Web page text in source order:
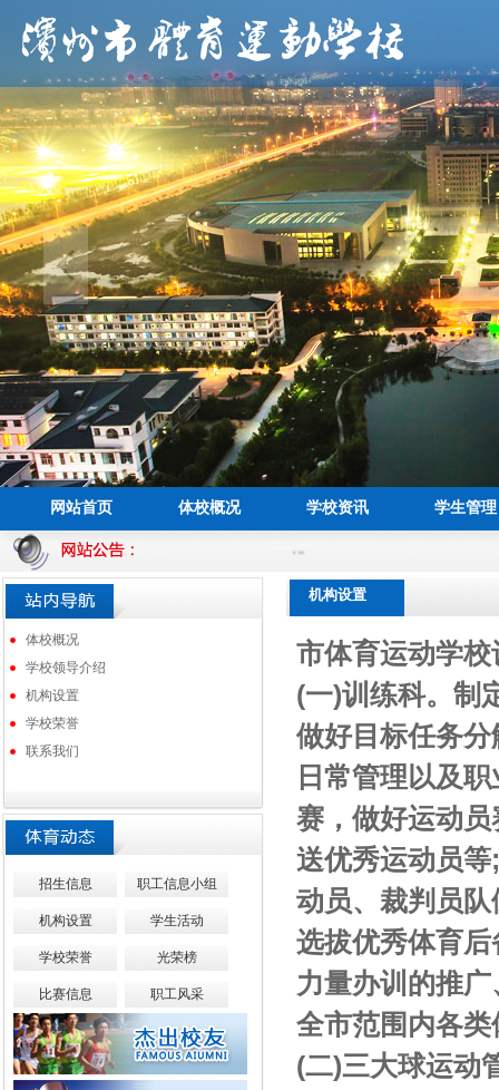
网站首页 体校概况 学校资讯 学生管理
在线留言
体校概况
学校领导介绍
机构设置
学校荣誉
联系我们
招生信息 职工信息小组
机构设置 学生活动
学校荣誉 光荣榜
比赛信息 职工风采
机构设置
市体育运动学
(一)训练科。制
做好目标任务
日常管理以及
赛，做好运动
送优秀运动员
动员、裁判员
选拔优秀体育
力量办训的推
全市范围内各
(二)三大球运动